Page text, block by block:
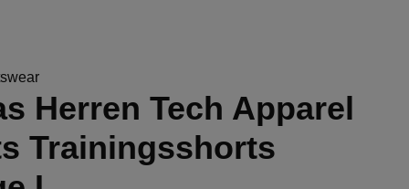
Herren Tech Apparel
Trainingsshorts